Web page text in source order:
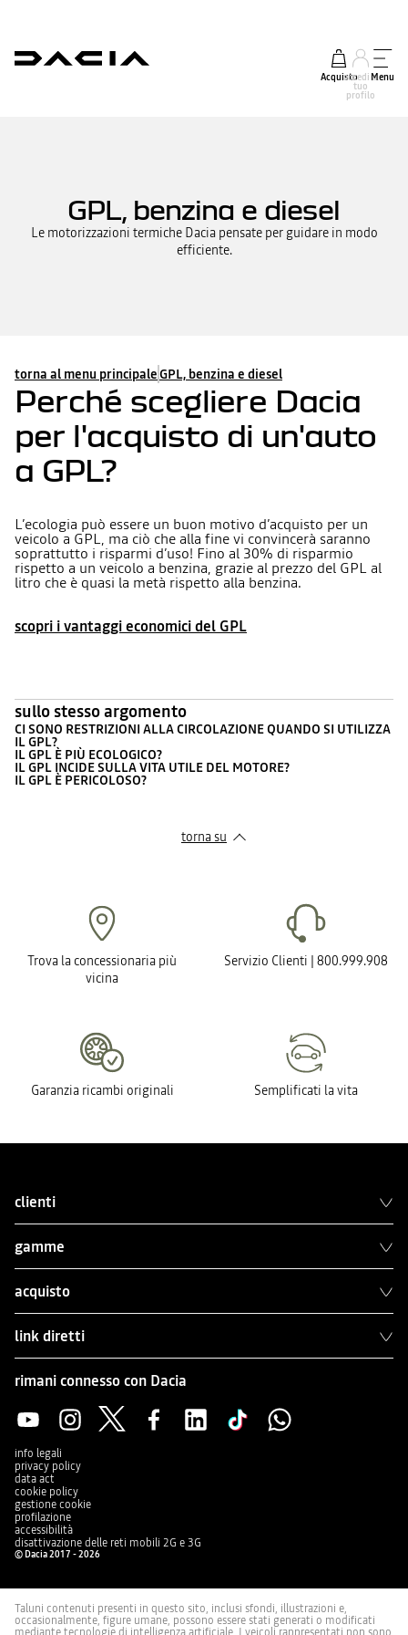
Acquistoaccedi al
tuo
profilo
Menu
GPL, benzina e diesel
Le motorizzazioni termiche Dacia pensate per guidare in modo
efficiente.
torna al menu principaleGPL, benzina e diesel
Perché scegliere Dacia
per l'acquisto di un'auto
a GPL?
L’ecologia può essere un buon motivo d’acquisto per un
veicolo a GPL, ma ciò che alla fine vi convincerà saranno
soprattutto i risparmi d’uso! Fino al 30% di risparmio
rispetto a un veicolo a benzina, grazie al prezzo del GPL al
litro che è quasi la metà rispetto alla benzina.
scopri i vantaggi economici del GPL
sullo stesso argomento
CI SONO RESTRIZIONI ALLA CIRCOLAZIONE QUANDO SI UTILIZZA
IL GPL?
IL GPL È PIÙ ECOLOGICO?
IL GPL INCIDE SULLA VITA UTILE DEL MOTORE?
IL GPL È PERICOLOSO?
torna su
Trova la concessionaria più
vicina
Servizio Clienti | 800.999.908
Garanzia ricambi originali Semplificati la vita
clienti
gamme
acquisto
link diretti
rimani connesso con Dacia
info legali
privacy policy
data act
cookie policy
gestione cookie
profilazione
accessibilità
disattivazione delle reti mobili 2G e 3G
© Dacia 2017 - 2026
Taluni contenuti presenti in questo sito, inclusi sfondi, illustrazioni e,
occasionalmente, figure umane, possono essere stati generati o modificati